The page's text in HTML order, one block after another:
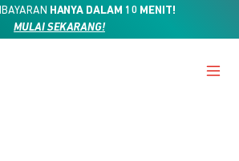
HANYA DALAM 10 MENIT!
MULAI SEKARANG!